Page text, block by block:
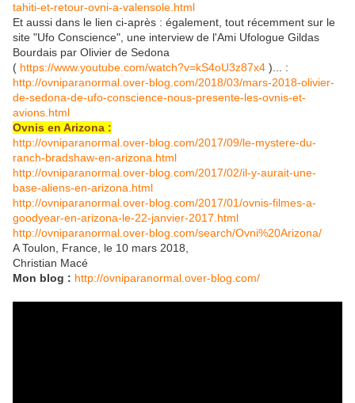
tahiti-et-retour-ovni-a-valensole.html
Et aussi dans le lien ci-après : également, tout récemment sur le
site "Ufo Conscience", une interview de l'Ami Ufologue Gildas
Bourdais par Olivier de Sedona
( https://www.youtube.com/watch?v=kS4oU3z87x4 )... :
http://ovniparanormal.over-blog.com/2018/03/mars-2018-olivier-
de-sedona-de-ufo-conscience-nous-presente-les-ovnis-et-
avions.html
Ovnis en Arizona :
http://ovniparanormal.over-blog.com/2017/09/le-mystere-du-
ranch-bradshaw-en-arizona.html
http://ovniparanormal.over-blog.com/2017/02/il-y-aurait-une-
base-aliens-en-arizona.html
http://ovniparanormal.over-blog.com/2017/01/ovnis-filmes-a-
goodyear-en-arizona-le-22-janvier-2017.html
http://ovniparanormal.over-blog.com/search/Ovni%20Arizona/
A Toulon, France, le 10 mars 2018,
Christian Macé
Mon blog : http://ovniparanormal.over-blog.com/